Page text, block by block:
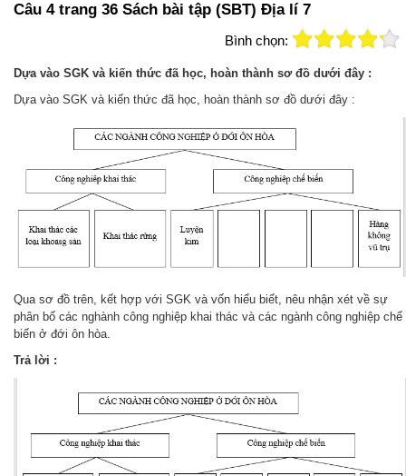
Câu 4 trang 36 Sách bài tập (SBT) Địa lí 7
Bình chọn:
Dựa vào SGK và kiến thức đã học, hoàn thành sơ đồ dưới đây :
Dựa vào SGK và kiến thức đã học, hoàn thành sơ đồ dưới đây :
Qua sơ đồ trên, kết hợp với SGK và vốn hiểu biết, nêu nhận xét về sự
phân bố các nghành công nghiệp khai thác và các ngành công nghiệp chế
biến ở đới ôn hòa.
Trả lời :